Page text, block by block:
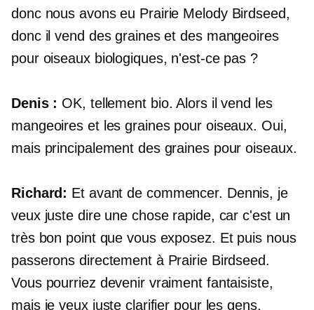
donc nous avons eu Prairie Melody Birdseed,
donc il vend des graines et des mangeoires
pour oiseaux biologiques, n'est-ce pas ?
Denis : OK, tellement bio. Alors il vend les
mangeoires et les graines pour oiseaux. Oui,
mais principalement des graines pour oiseaux.
Richard: Et avant de commencer. Dennis, je
veux juste dire une chose rapide, car c'est un
très bon point que vous exposez. Et puis nous
passerons directement à Prairie Birdseed.
Vous pourriez devenir vraiment fantaisiste,
mais je veux juste clarifier pour les gens,